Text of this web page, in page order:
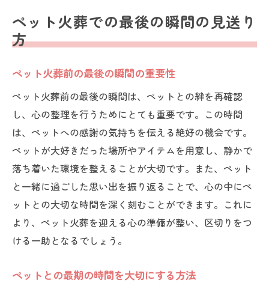
ペット火葬での最後の瞬間の見送り
方
ペット火葬前の最後の瞬間の重要性
ペット火葬前の最後の瞬間は、ペットとの絆を再確認
し、心の整理を行うためにとても重要です。この時間
は、ペットへの感謝の気持ちを伝える絶好の機会です。
ペットが大好きだった場所やアイテムを用意し、静かで
落ち着いた環境を整えることが大切です。また、ペット
と一緒に過ごした思い出を振り返ることで、心の中にペ
ットとの大切な時間を深く刻むことができます。これに
より、ペット火葬を迎える心の準備が整い、区切りをつ
ける一助となるでしょう。
ペットとの最期の時間を大切にする方法